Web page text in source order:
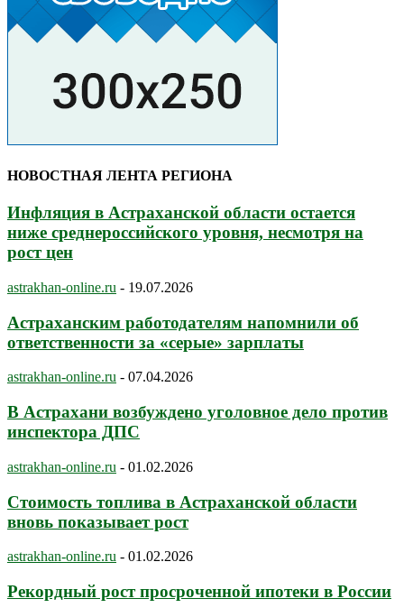
НОВОСТНАЯ ЛЕНТА РЕГИОНА
Инфляция в Астраханской области остается
ниже среднероссийского уровня, несмотря на
рост цен
astrakhan-online.ru - 19.07.2026
Астраханским работодателям напомнили об
ответственности за «серые» зарплаты
astrakhan-online.ru - 07.04.2026
В Астрахани возбуждено уголовное дело против
инспектора ДПС
astrakhan-online.ru - 01.02.2026
Стоимость топлива в Астраханской области
вновь показывает рост
astrakhan-online.ru - 01.02.2026
Рекордный рост просроченной ипотеки в России